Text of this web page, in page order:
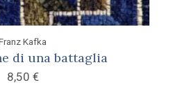
Kafka
di una battaglia
8,50 €